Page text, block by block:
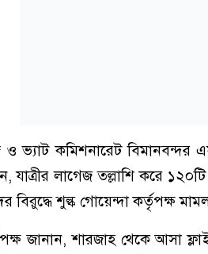
ভ্যাট কমিশনারেট বিমানবন্দর
যাত্রীর লাগেজ তল্লাশি করে ১২০টি
শুল্ক গোয়েন্দা কর্তৃপক্ষ
জানান, শারজাহ থেকে আসা